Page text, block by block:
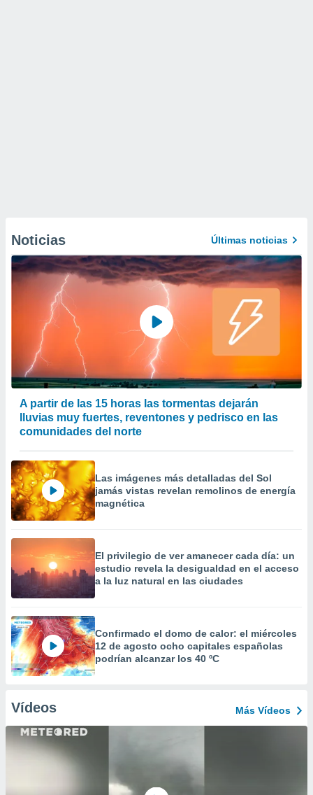
Noticias Últimas noticias
A partir de las 15 horas las tormentas dejarán
lluvias muy fuertes, reventones y pedrisco en las
comunidades del norte
Las imágenes más detalladas del Sol
jamás vistas revelan remolinos de energía
magnética
El privilegio de ver amanecer cada día: un
estudio revela la desigualdad en el acceso
a la luz natural en las ciudades
Confirmado el domo de calor: el miércoles
12 de agosto ocho capitales españolas
podrían alcanzar los 40 ºC
Vídeos Más Vídeos